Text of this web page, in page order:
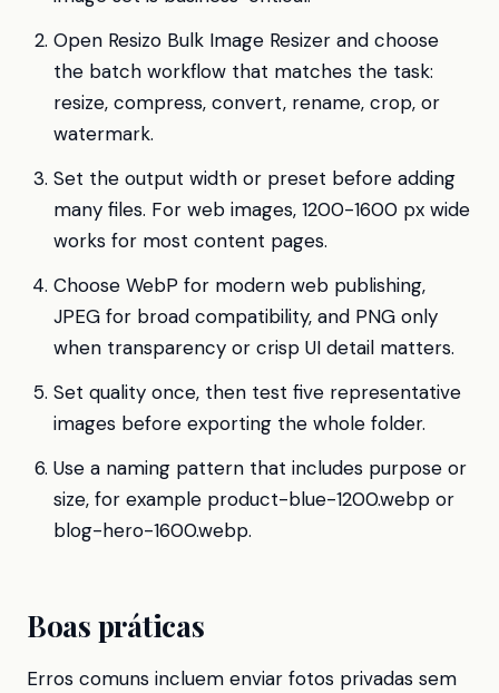
Open Resizo Bulk Image Resizer and choose
the batch workflow that matches the task:
resize, compress, convert, rename, crop, or
watermark.
Set the output width or preset before adding
many files. For web images, 1200-1600 px wide
works for most content pages.
Choose WebP for modern web publishing,
JPEG for broad compatibility, and PNG only
when transparency or crisp UI detail matters.
Set quality once, then test five representative
images before exporting the whole folder.
Use a naming pattern that includes purpose or
size, for example product-blue-1200.webp or
blog-hero-1600.webp.
Boas práticas
Erros comuns incluem enviar fotos privadas sem